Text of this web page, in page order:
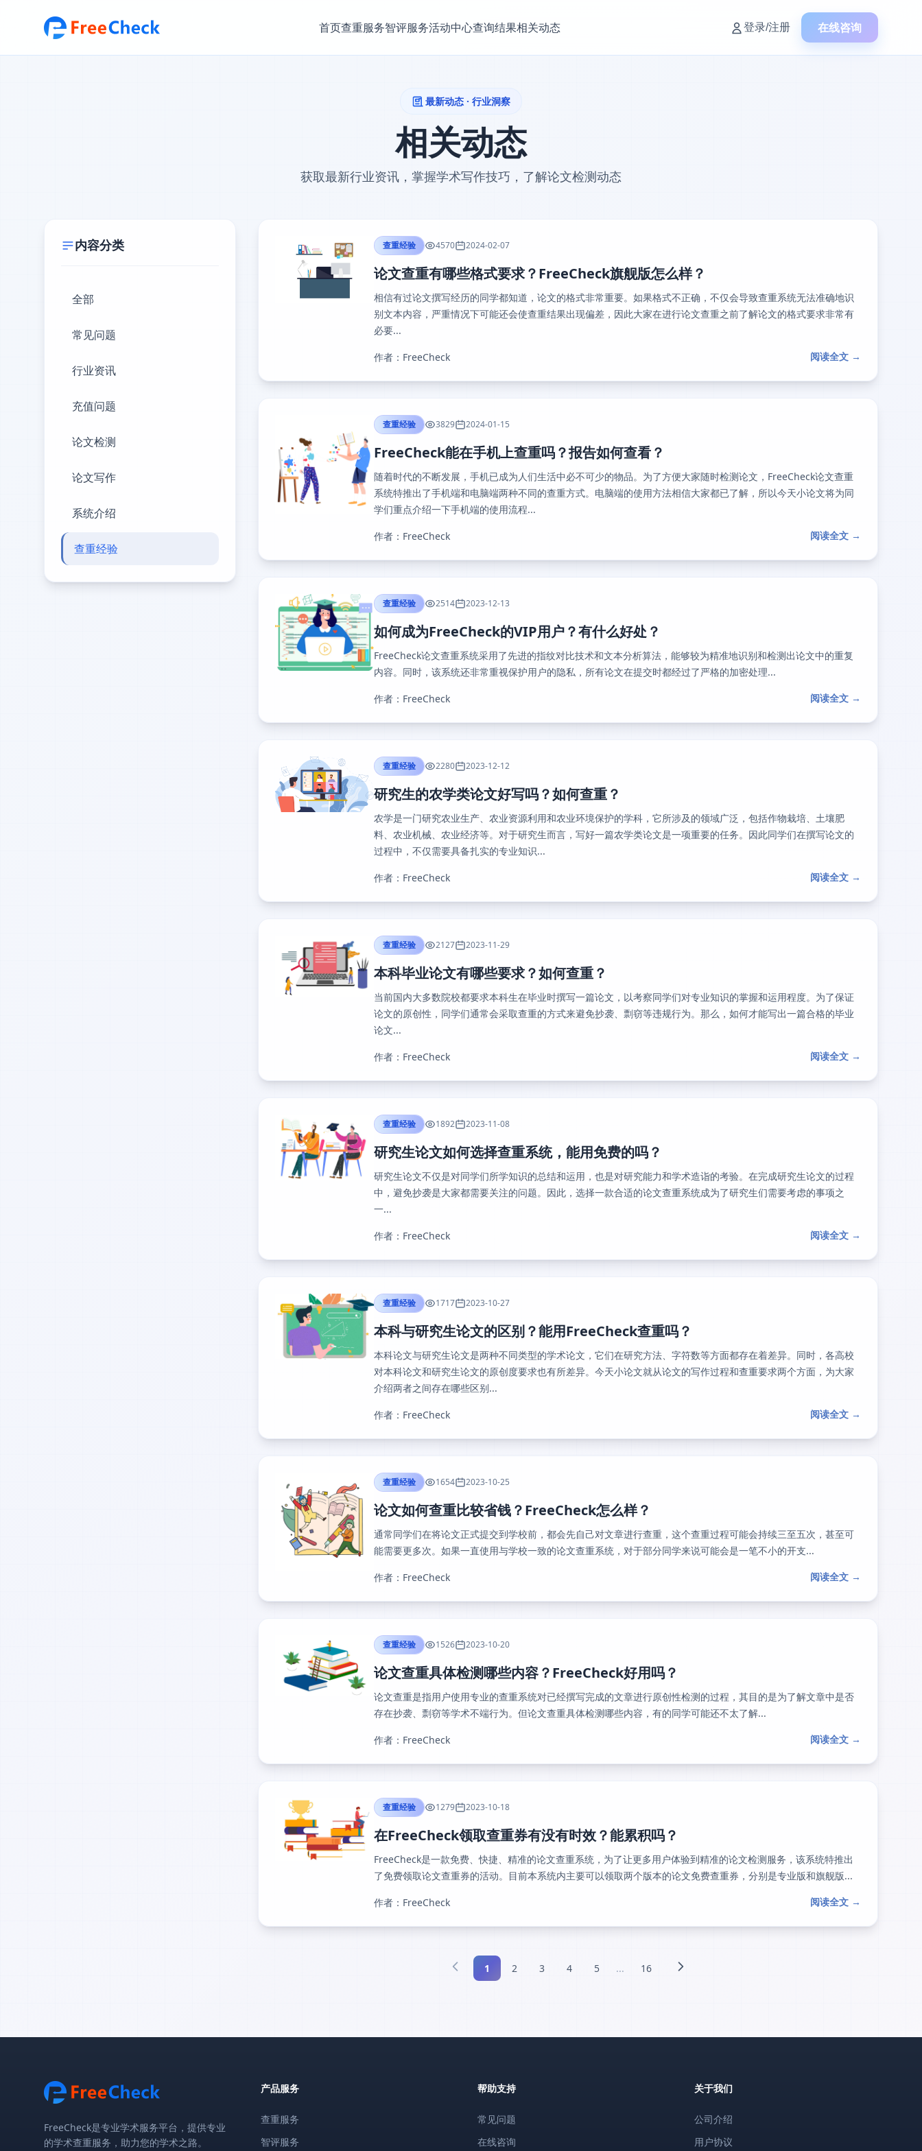
首页查重服务智评服务活动中心查询结果相关动态 登录/注册 在线咨询
最新动态 · 行业洞察
相关动态
获取最新行业资讯，掌握学术写作技巧，了解论文检测动态
内容分类
全部
常见问题
行业资讯
充值问题
论文检测
论文写作
系统介绍
查重经验
查重经验 4570 2024-02-07
论文查重有哪些格式要求？FreeCheck旗舰版怎么样？
相信有过论文撰写经历的同学都知道，论文的格式非常重要。如果格式不正确，不仅会导致查重系统无法准确地识
别文本内容，严重情况下可能还会使查重结果出现偏差，因此大家在进行论文查重之前了解论文的格式要求非常有
必要...
作者：FreeCheck 阅读全文 →
查重经验 3829 2024-01-15
FreeCheck能在手机上查重吗？报告如何查看？
随着时代的不断发展，手机已成为人们生活中必不可少的物品。为了方便大家随时检测论文，FreeCheck论文查重
系统特推出了手机端和电脑端两种不同的查重方式。电脑端的使用方法相信大家都已了解，所以今天小论文将为同
学们重点介绍一下手机端的使用流程...
作者：FreeCheck 阅读全文 →
查重经验 2514 2023-12-13
如何成为FreeCheck的VIP用户？有什么好处？
FreeCheck论文查重系统采用了先进的指纹对比技术和文本分析算法，能够较为精准地识别和检测出论文中的重复
内容。同时，该系统还非常重视保护用户的隐私，所有论文在提交时都经过了严格的加密处理...
作者：FreeCheck 阅读全文 →
查重经验 2280 2023-12-12
研究生的农学类论文好写吗？如何查重？
农学是一门研究农业生产、农业资源利用和农业环境保护的学科，它所涉及的领域广泛，包括作物栽培、土壤肥
料、农业机械、农业经济等。对于研究生而言，写好一篇农学类论文是一项重要的任务。因此同学们在撰写论文的
过程中，不仅需要具备扎实的专业知识...
作者：FreeCheck 阅读全文 →
查重经验 2127 2023-11-29
本科毕业论文有哪些要求？如何查重？
当前国内大多数院校都要求本科生在毕业时撰写一篇论文，以考察同学们对专业知识的掌握和运用程度。为了保证
论文的原创性，同学们通常会采取查重的方式来避免抄袭、剽窃等违规行为。那么，如何才能写出一篇合格的毕业
论文...
作者：FreeCheck 阅读全文 →
查重经验 1892 2023-11-08
研究生论文如何选择查重系统，能用免费的吗？
研究生论文不仅是对同学们所学知识的总结和运用，也是对研究能力和学术造诣的考验。在完成研究生论文的过程
中，避免抄袭是大家都需要关注的问题。因此，选择一款合适的论文查重系统成为了研究生们需要考虑的事项之
一...
作者：FreeCheck 阅读全文 →
查重经验 1717 2023-10-27
本科与研究生论文的区别？能用FreeCheck查重吗？
本科论文与研究生论文是两种不同类型的学术论文，它们在研究方法、字符数等方面都存在着差异。同时，各高校
对本科论文和研究生论文的原创度要求也有所差异。今天小论文就从论文的写作过程和查重要求两个方面，为大家
介绍两者之间存在哪些区别...
作者：FreeCheck 阅读全文 →
查重经验 1654 2023-10-25
论文如何查重比较省钱？FreeCheck怎么样？
通常同学们在将论文正式提交到学校前，都会先自己对文章进行查重，这个查重过程可能会持续三至五次，甚至可
能需要更多次。如果一直使用与学校一致的论文查重系统，对于部分同学来说可能会是一笔不小的开支...
作者：FreeCheck 阅读全文 →
查重经验 1526 2023-10-20
论文查重具体检测哪些内容？FreeCheck好用吗？
论文查重是指用户使用专业的查重系统对已经撰写完成的文章进行原创性检测的过程，其目的是为了解文章中是否
存在抄袭、剽窃等学术不端行为。但论文查重具体检测哪些内容，有的同学可能还不太了解...
作者：FreeCheck 阅读全文 →
查重经验 1279 2023-10-18
在FreeCheck领取查重券有没有时效？能累积吗？
FreeCheck是一款免费、快捷、精准的论文查重系统，为了让更多用户体验到精准的论文检测服务，该系统特推出
了免费领取论文查重券的活动。目前本系统内主要可以领取两个版本的论文免费查重券，分别是专业版和旗舰版...
作者：FreeCheck 阅读全文 →
1 2 3 4 5 ... 16
FreeCheck是专业学术服务平台，提供专业
的学术查重服务，助力您的学术之路。
产品服务
查重服务
智评服务
帮助支持
常见问题
在线咨询
关于我们
公司介绍
用户协议